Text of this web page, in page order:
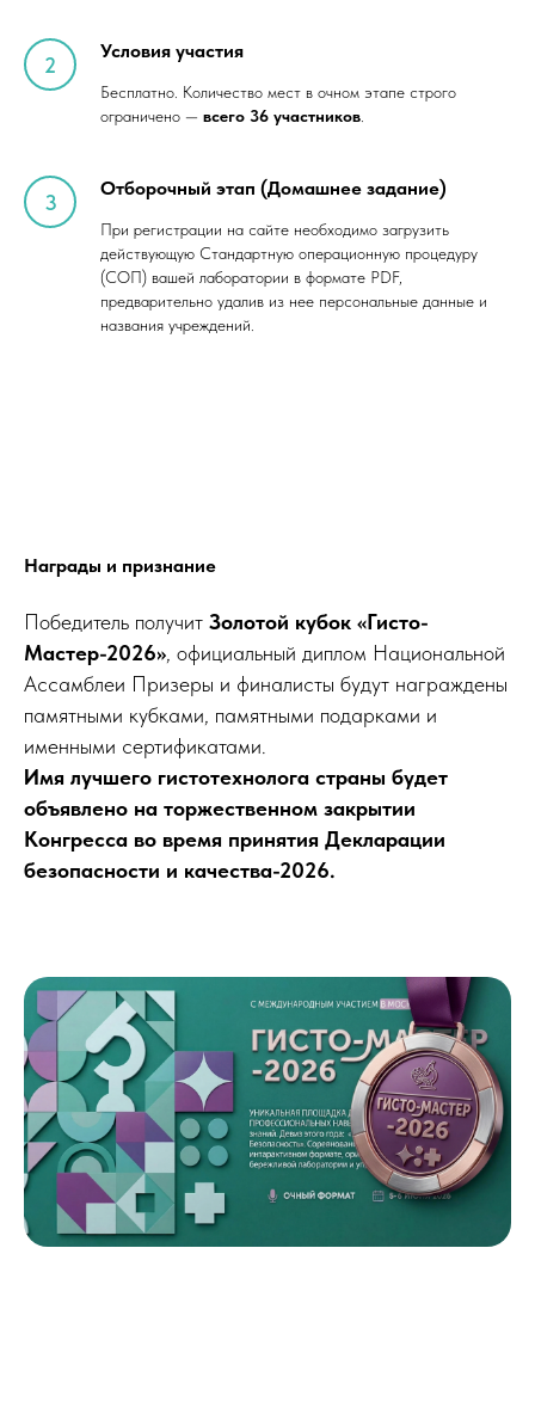
Условия участия
Бесплатно. Количество мест в очном этапе строго
ограничено — всего 36 участников.
Отборочный этап (Домашнее задание)
При регистрации на сайте необходимо загрузить
действующую Стандартную операционную процедуру
(СОП) вашей лаборатории в формате PDF,
предварительно удалив из нее персональные данные и
названия учреждений.
Награды и признание
Победитель получит Золотой кубок «Гисто-
Мастер-2026», официальный диплом Национальной
Ассамблеи Призеры и финалисты будут награждены
памятными кубками, памятными подарками и
именными сертификатами.
Имя лучшего гистотехнолога страны будет
объявлено на торжественном закрытии
Конгресса во время принятия Декларации
безопасности и качества-2026.